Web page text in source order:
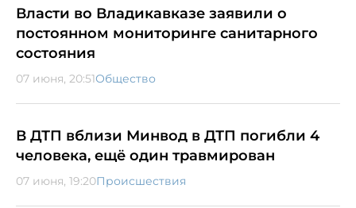
Власти во Владикавказе заявили о
постоянном мониторинге санитарного
состояния
07 июня, 20:51Общество
В ДТП вблизи Минвод в ДТП погибли 4
человека, ещё один травмирован
07 июня, 19:20Происшествия